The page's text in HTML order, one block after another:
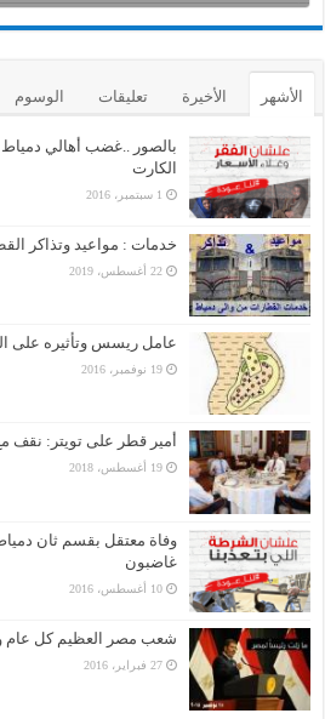
الأشهر الأخيرة تعليقات الوسوم
بالصور ..غضب أهالي
الكارت
1 سبتمبر، 2016
خدمات : مواعيد وتذاكر
22 أغسطس، 2019
عامل ريسس وتأثيره على
19 نوفمبر، 2016
أمير قطر على تويتر: نقف مع
19 أغسطس، 2018
وفاة معتقل بقسم ثان
غاضبون
10 أغسطس، 2016
شعب مصر العظيم كل عام
27 فبراير، 2016